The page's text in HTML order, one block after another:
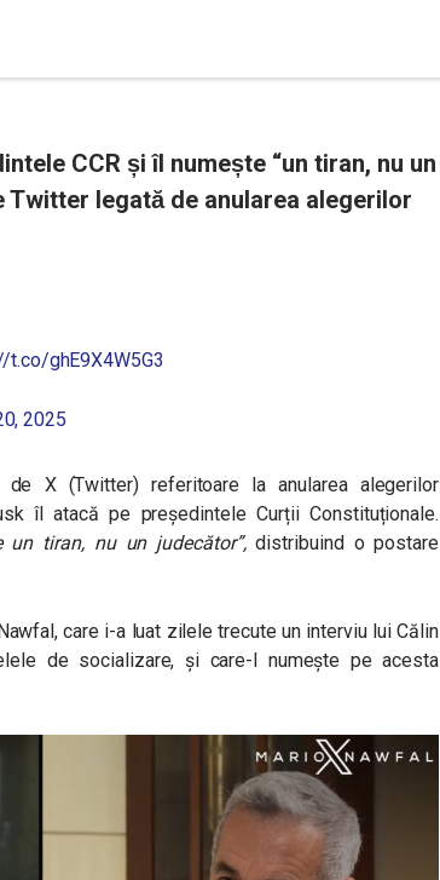
CCR și îl numește “un tiran, nu un
legată de anularea alegerilor
t.co/ghE9X4W5G3
2025
X (Twitter) referitoare la anularea alegerilor
îl atacă pe președintele Curții Constituționale.
un tiran, nu un judecător”,distribuind o postare
care i-a luat zilele trecute un interviu lui Călin
de socializare, și care-l numește pe acesta